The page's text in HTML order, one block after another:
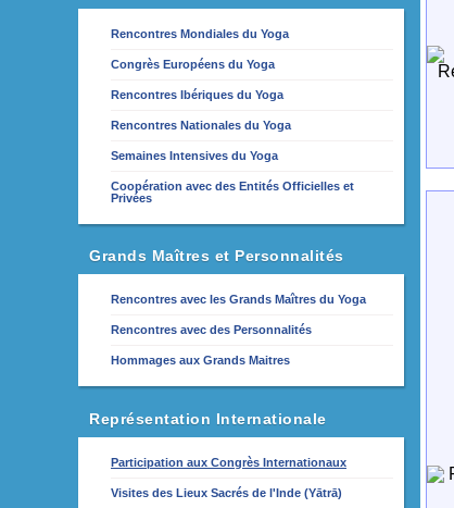
Rencontres Mondiales du Yoga
Congrès Européens du Yoga
Rencontres Ibériques du Yoga
Rencontres Nationales du Yoga
Semaines Intensives du Yoga
Coopération avec des Entités Officielles et
Privées
Grands Maîtres et Personnalités
Rencontres avec les Grands Maîtres du Yoga
Rencontres avec des Personnalités
Hommages aux Grands Maitres
Représentation Internationale
Participation aux Congrès Internationaux
Visites des Lieux Sacrés de l'Inde (Yātrā)